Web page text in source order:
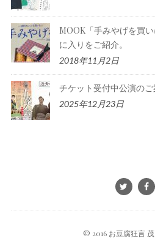
MOOK「手みやげを買
に入りをご紹介。
2018年11月2日
チケット受付中公演のご
2025年12月23日
© 2016 お豆腐狂言